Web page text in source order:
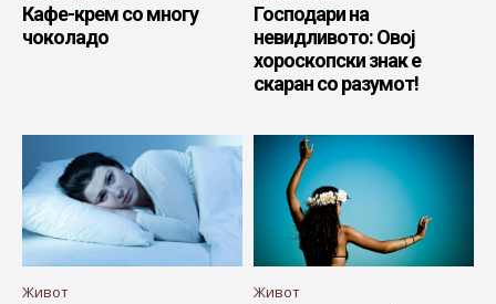
Кафе-крем со многу
чоколадо
Господари на
невидливото: Овој
хороскопски знак е
скаран со разумот!
Живот Живот